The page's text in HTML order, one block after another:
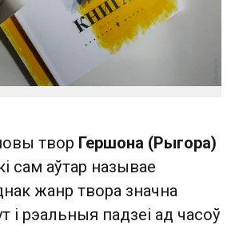
твор Гершона (Рыгора)
сам аўтар называе
жанр твора значна
і рэальныя падзеі ад часоў